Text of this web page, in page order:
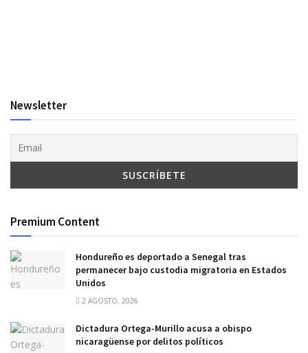
Newsletter
Premium Content
Hondureño es deportado a Senegal tras
permanecer bajo custodia migratoria en Estados
Unidos
2 AGOSTO, 2026
Dictadura Ortega-Murillo acusa a obispo
nicaragüense por delitos políticos